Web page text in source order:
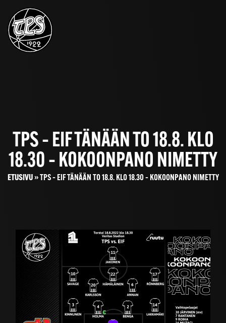
TPS – EIF TÄNÄÄN TO 18.8. KLO
18.30 – KOKOONPANO NIMETTY
ETUSIVU»TPS – EIF TÄNÄÄN TO 18.8. KLO 18.30 – KOKOONPANO NIMETTY